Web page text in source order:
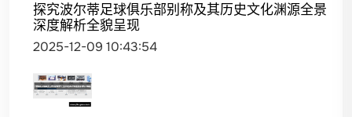
探究波尔蒂足球俱乐部别称及其历史文化渊源全景
深度解析全貌呈现
2025-12-09 10:43:54